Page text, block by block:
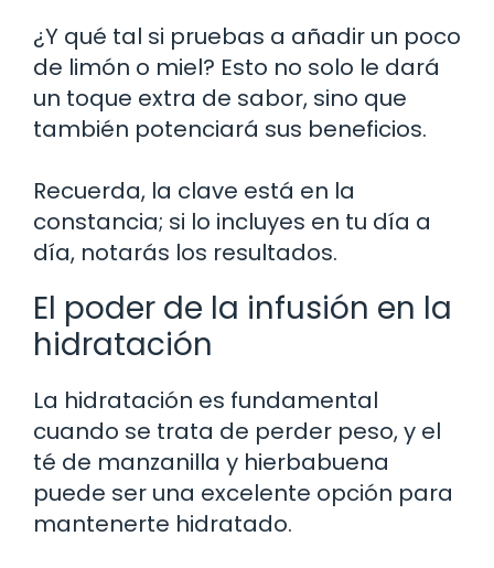
¿Y qué tal si pruebas a añadir un poco
de limón o miel? Esto no solo le dará
un toque extra de sabor, sino que
también potenciará sus beneficios.
Recuerda, la clave está en la
constancia; si lo incluyes en tu día a
día, notarás los resultados.
El poder de la infusión en la
hidratación
La hidratación es fundamental
cuando se trata de perder peso, y el
té de manzanilla y hierbabuena
puede ser una excelente opción para
mantenerte hidratado.